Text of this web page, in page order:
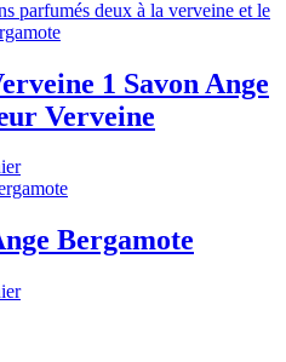
1 Savon Ange
Verveine
Bergamote